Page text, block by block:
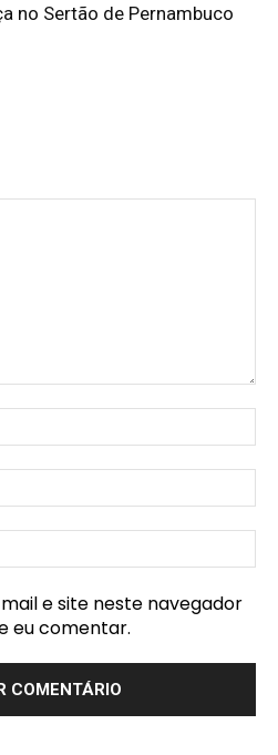
no Sertão de Pernambuco
e site neste navegador
eu comentar.